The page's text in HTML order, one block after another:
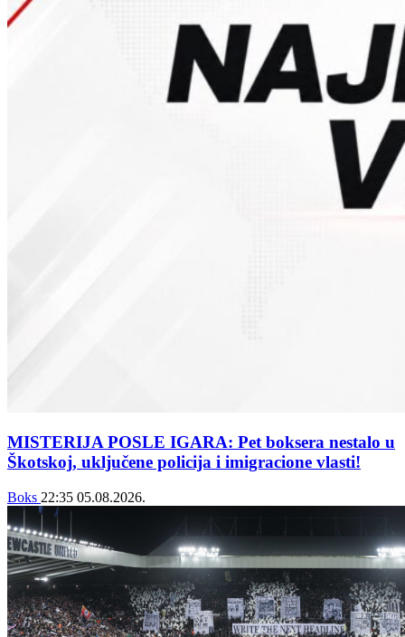
MISTERIJA POSLE IGARA: Pet boksera nestalo u
Škotskoj, uključene policija i imigracione vlasti!
Boks 22:35 05.08.2026.